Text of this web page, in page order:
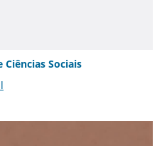
Ciências Sociais